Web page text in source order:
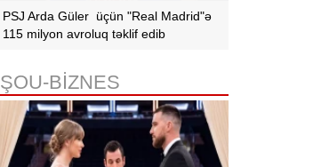
PSJ Arda Güler üçün "Real Madrid"ə
115 milyon avroluq təklif edib
ŞOU-BİZNES